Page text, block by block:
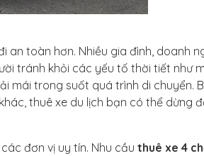
an toàn hơn. Nhiều gia đình, doanh
tránh khỏi các yếu tố thời tiết như
mái trong suốt quá trình di chuyển.
thuê xe du lịch bạn có thể dừng
đơn vị uy tín. Nhu cầu thuê xe 4